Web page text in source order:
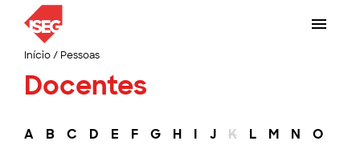
Início/ Pessoas
Docentes
A B C D E F G H I J K L M N O